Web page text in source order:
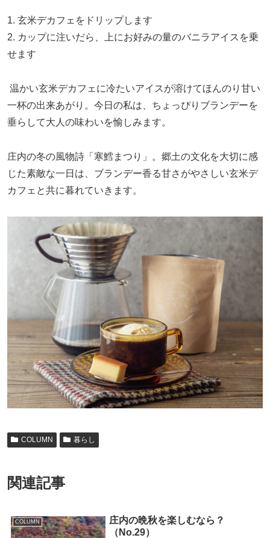
1. 玄米デカフェをドリップします
2. カップに注いだら、上にお好みの量のバニラアイスを乗
せます
温かい玄米デカフェに冷たいアイスが溶けてほんのり甘い
一杯の出来あがり。今日の私は、ちょっぴりブランデーを
垂らして大人の味わいを愉しみます。
庄内の冬の風物詩「寒鱈まつり」。郷土の文化を大切に感
じた素敵な一日は、ブランデー香る甘さがやさしい玄米デ
カフェと共に暮れていきます。
COLUMN 暮らし
関連記事
COLUMN
庄内の晩秋を楽しむなら？
（No.29）